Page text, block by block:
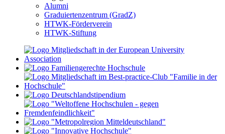
Alumni
Graduiertenzentrum (GradZ)
HTWK-Förderverein
HTWK-Stiftung